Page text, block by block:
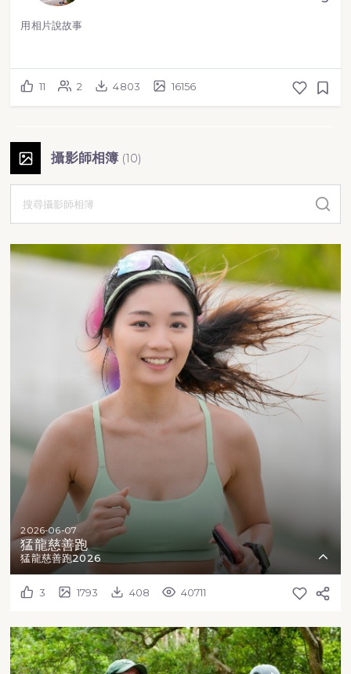
用相片說故事
11 2 4803 16156
攝影師相簿 (10)
2026-06-07
猛龍慈善跑
猛龍慈善跑2026
3 1793 408 40711